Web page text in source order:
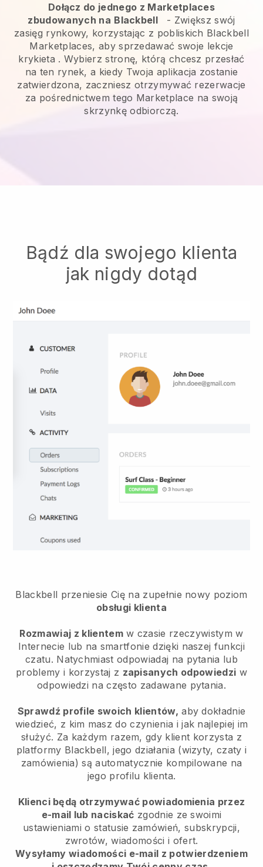
Dołącz do jednego z Marketplaces
zbudowanych na Blackbell - Zwiększ swój
zasięg rynkowy, korzystając z pobliskich Blackbell
Marketplaces, aby sprzedawać swoje lekcje
krykieta . Wybierz stronę, którą chcesz przesłać
na ten rynek, a kiedy Twoja aplikacja zostanie
zatwierdzona, zaczniesz otrzymywać rezerwacje
za pośrednictwem tego Marketplace na swoją
skrzynkę odbiorczą.
Bądź dla swojego klienta
jak nigdy dotąd
Blackbell przeniesie Cię na zupełnie nowy poziom
obsługi klienta
Rozmawiaj z klientemw czasie rzeczywistym w
Internecie lub na smartfonie dzięki naszej funkcji
czatu. Natychmiast odpowiadaj na pytania lub
problemy i korzystaj z zapisanych odpowiedzi w
odpowiedzi na często zadawane pytania.
Sprawdź profile swoich klientów, aby dokładnie
wiedzieć, z kim masz do czynienia i jak najlepiej im
służyć. Za każdym razem, gdy klient korzysta z
platformy Blackbell, jego działania (wizyty, czaty i
zamówienia) są automatycznie kompilowane na
jego profilu klienta.
Klienci będą otrzymywać powiadomienia przez
e-mail lub naciskać zgodnie ze swoimi
ustawieniami o statusie zamówień, subskrypcji,
zwrotów, wiadomości i ofert.
Wysyłamy wiadomości e-mail z potwierdzeniem